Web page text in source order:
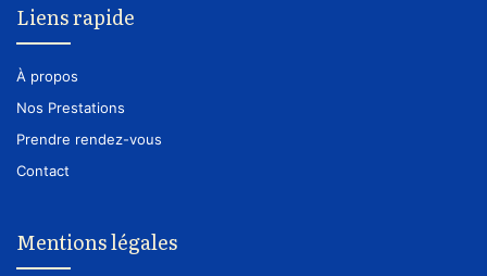
Liens rapide
À propos
Nos Prestations
Prendre rendez-vous
Contact
Mentions légales